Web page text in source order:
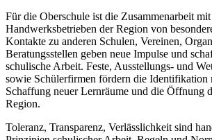
Für die Oberschule ist die Zusammenarbeit
Handwerksbetrieben der Region von
Kontakte zu anderen Schulen, Vereinen,
Beratungsstellen geben neue Impulse und
schulische Arbeit. Feste, Ausstellungs- und
sowie Schülerfirmen fördern die Identifikation
Schaffung neuer Lernräume und die Öffnung
Region.
Toleranz, Transparenz, Verlässlichkeit sind